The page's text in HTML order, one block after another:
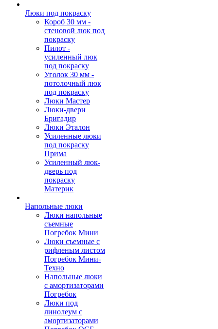
Люки под покраску
Короб 30 мм -
стеновой люк под
покраску
Пилот -
усиленный люк
под покраску
Уголок 30 мм -
потолочный люк
под покраску
Люки Мастер
Люки-двери
Бригадир
Люки Эталон
Усиленные люки
под покраску
Прима
Усиленный люк-
дверь под
покраску
Материк
Напольные люки
Люки напольные
съемные
Погребок Мини
Люки съемные с
рифленым листом
Погребок Мини-
Техно
Напольные люки
с амортизаторами
Погребок
Люки под
линолеум с
амортизаторами